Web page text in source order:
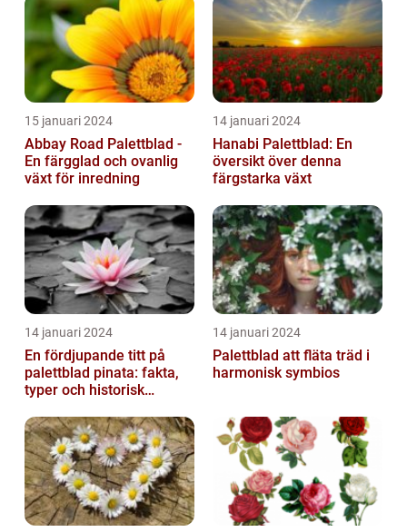
15 januari 2024
Abbay Road Palettblad -
En färgglad och ovanlig
växt för inredning
14 januari 2024
Hanabi Palettblad: En
översikt över denna
färgstarka växt
14 januari 2024
En fördjupande titt på
palettblad pinata: fakta,
typer och historisk
14 januari 2024
Palettblad att fläta träd i
harmonisk symbios